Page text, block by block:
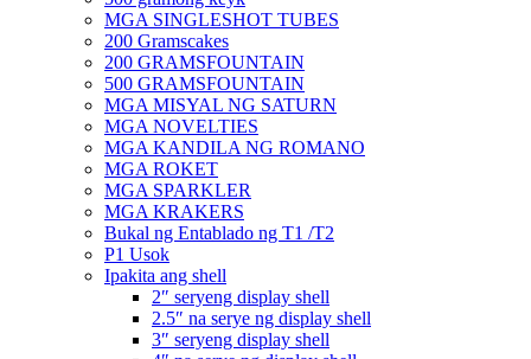
MGA SINGLESHOT TUBES
200 Gramscakes
200 GRAMSFOUNTAIN
500 GRAMSFOUNTAIN
MGA MISYAL NG SATURN
MGA NOVELTIES
MGA KANDILA NG ROMANO
MGA ROKET
MGA SPARKLER
MGA KRAKERS
Bukal ng Entablado ng T1 /T2
P1 Usok
Ipakita ang shell
2″ seryeng display shell
2.5″ na serye ng display shell
3″ seryeng display shell